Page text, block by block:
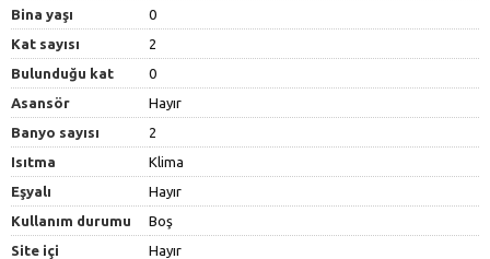
Bina yaşı
0
Kat sayısı
2
Bulunduğu kat
0
Asansör
Hayır
Banyo sayısı
2
Isıtma
Klima
Eşyalı
Hayır
Kullanım durumu
Boş
Site içi
Hayır